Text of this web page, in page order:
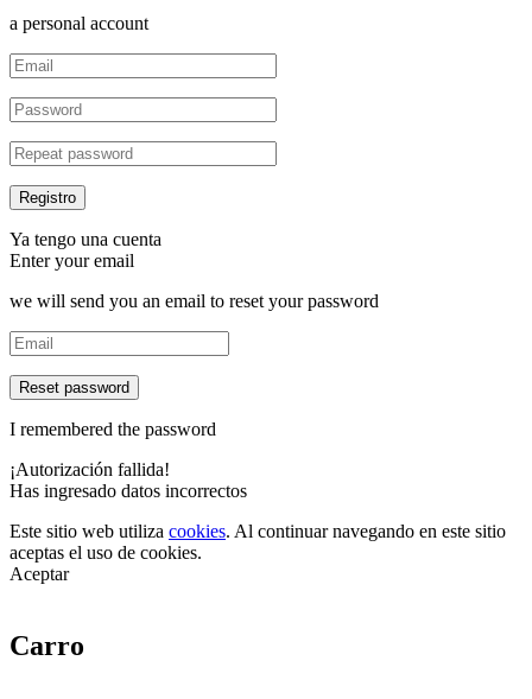
a personal account
Ya tengo una cuenta
Enter your email
we will send you an email to reset your password
Reset password
I remembered the password
¡Autorización fallida!
Has ingresado datos incorrectos
Este sitio web utiliza cookies. Al continuar navegando en este sitio
aceptas el uso de cookies.
Aceptar
Carro